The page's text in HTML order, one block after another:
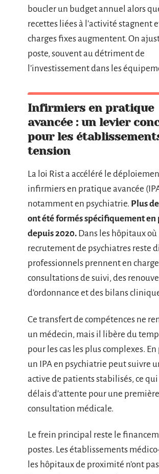
boucler un budget annuel alors
recettes liées à l’activité stagnent
charges fixes augmentent. On
poste, souvent au détriment de
l’investissement dans les
Infirmiers en pratique
avancée : un levier
pour les
tension
La loi Rist a accéléré le
infirmiers en pratique avancée
notamment en psychiatrie. Plus
ont été formés spécifiquement en
depuis 2020. Dans les hôpitaux où
recrutement de psychiatres reste
professionnels prennent en
consultations de suivi, des
d’ordonnance et des bilans
Ce transfert de compétences ne
un médecin, mais il libère du
pour les cas les plus complexes.
un IPA en psychiatrie peut suivre
active de patients stabilisés, ce
délais d’attente pour une première
consultation médicale.
Le frein principal reste le
postes. Les établissements
les hôpitaux de proximité n’ont